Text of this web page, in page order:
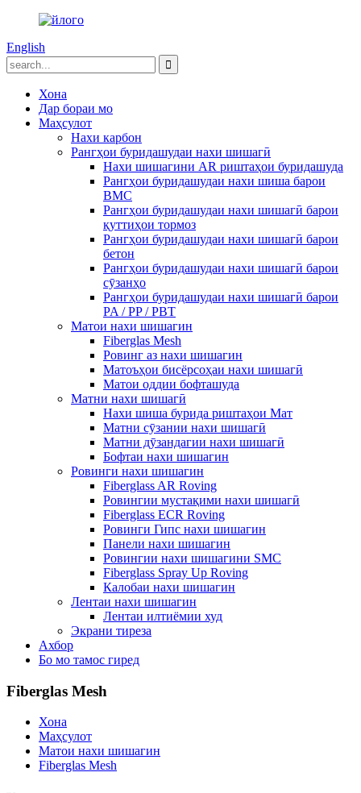
English
Хона
Дар бораи мо
Маҳсулот
Нахи карбон
Рангҳои буридашудаи нахи шишагӣ
Нахи шишагини AR риштаҳои буридашуда
Рангҳои буридашудаи нахи шиша барои
BMC
Рангҳои буридашудаи нахи шишагӣ барои
қуттиҳои тормоз
Рангҳои буридашудаи нахи шишагӣ барои
бетон
Рангҳои буридашудаи нахи шишагӣ барои
сӯзанҳо
Рангҳои буридашудаи нахи шишагӣ барои
PA / PP / PBT
Матои нахи шишагин
Fiberglas Mesh
Ровинг аз нахи шишагин
Матоъҳои бисёрсоҳаи нахи шишагӣ
Матои оддии бофташуда
Матни нахи шишагӣ
Нахи шиша бурида риштаҳои Мат
Матни сӯзании нахи шишагӣ
Матни дӯзандагии нахи шишагӣ
Бофтаи нахи шишагин
Ровинги нахи шишагин
Fiberglass AR Roving
Ровингии мустақими нахи шишагӣ
Fiberglass ECR Roving
Ровинги Гипс нахи шишагин
Панели нахи шишагин
Ровингии нахи шишагини SMC
Fiberglass Spray Up Roving
Калобаи нахи шишагин
Лентаи нахи шишагин
Лентаи илтиёмии худ
Экрани тиреза
Ахбор
Бо мо тамос гиред
Fiberglas Mesh
Хона
Маҳсулот
Матои нахи шишагин
Fiberglas Mesh